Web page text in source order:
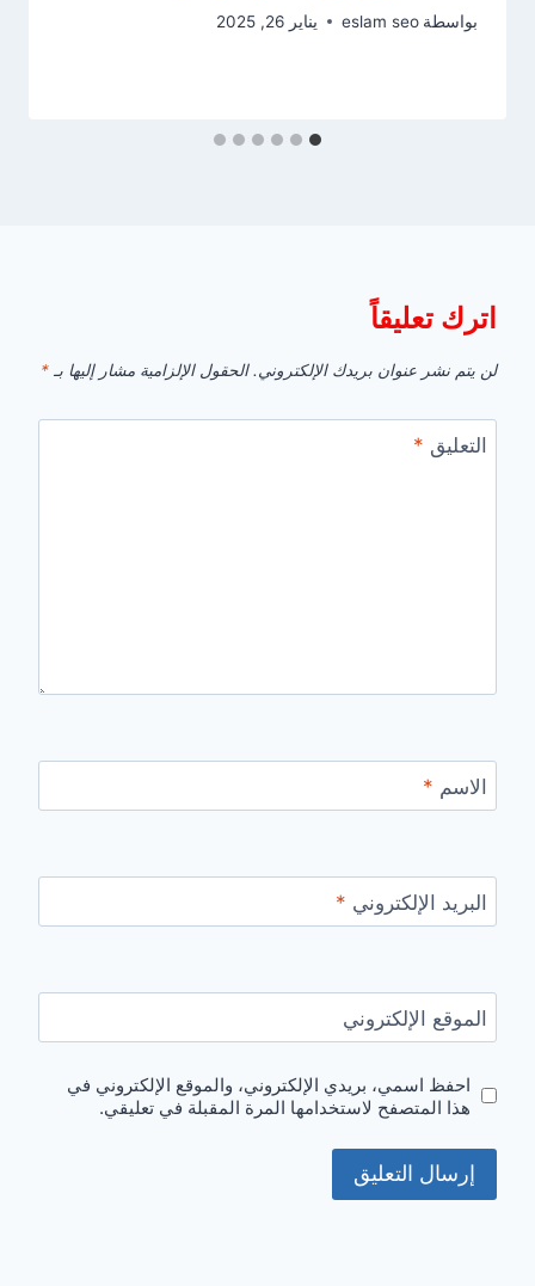
بواسطة eslam seo يناير 26, 2025
اترك تعليقاً
لن يتم نشر عنوان بريدك الإلكتروني. الحقول الإلزامية مشار إليها بـ *
التعليق *
الاسم *
البريد الإلكتروني *
الموقع الإلكتروني
احفظ اسمي، بريدي الإلكتروني، والموقع الإلكتروني في
هذا المتصفح لاستخدامها المرة المقبلة في تعليقي.